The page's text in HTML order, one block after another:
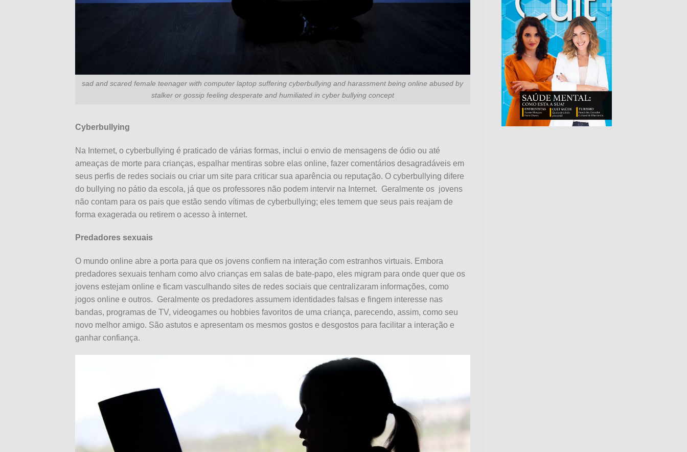
sad and scared female teenager with computer laptop suffering cyberbullying and harassment being online abused by
stalker or gossip feeling desperate and humiliated in cyber bullying concept
Cyberbullying
Na Internet, o cyberbullying é praticado de várias formas, inclui o envio de mensagens de ódio ou até
ameaças de morte para crianças, espalhar mentiras sobre elas online, fazer comentários desagradáveis em
seus perfis de redes sociais ou criar um site para criticar sua aparência ou reputação. O cyberbullying difere
do bullying no pátio da escola, já que os professores não podem intervir na Internet. Geralmente os jovens
não contam para os pais que estão sendo vítimas de cyberbullying; eles temem que seus pais reajam de
forma exagerada ou retirem o acesso à internet.
Predadores sexuais
O mundo online abre a porta para que os jovens confiem na interação com estranhos virtuais. Embora
predadores sexuais tenham como alvo crianças em salas de bate-papo, eles migram para onde quer que os
jovens estejam online e ficam vasculhando sites de redes sociais que centralizaram informações, como
jogos online e outros. Geralmente os predadores assumem identidades falsas e fingem interesse nas
bandas, programas de TV, videogames ou hobbies favoritos de uma criança, parecendo, assim, como seu
novo melhor amigo. São astutos e apresentam os mesmos gostos e desgostos para facilitar a interação e
ganhar confiança.